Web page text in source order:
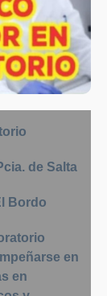
de Salta
Bordo
en
en